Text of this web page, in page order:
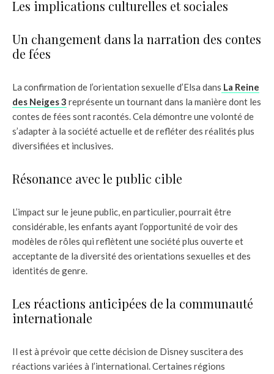
Les implications culturelles et sociales
Un changement dans la narration des contes
de fées
La confirmation de l’orientation sexuelle d’Elsa dans La Reine
des Neiges 3 représente un tournant dans la manière dont les
contes de fées sont racontés. Cela démontre une volonté de
s’adapter à la société actuelle et de refléter des réalités plus
diversifiées et inclusives.
Résonance avec le public cible
L’impact sur le jeune public, en particulier, pourrait être
considérable, les enfants ayant l’opportunité de voir des
modèles de rôles qui reflètent une société plus ouverte et
acceptante de la diversité des orientations sexuelles et des
identités de genre.
Les réactions anticipées de la communauté
internationale
Il est à prévoir que cette décision de Disney suscitera des
réactions variées à l’international. Certaines régions